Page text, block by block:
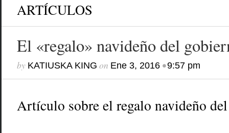
ARTÍCULOS
El «regalo» navideño del
by KATIUSKA KING on Ene 3, 2016•9:57 pm
Artículo sobre el regalo navideño